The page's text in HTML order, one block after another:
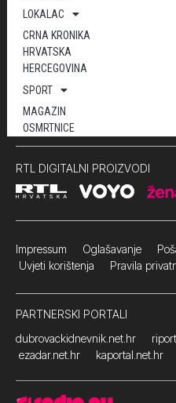
LOKALAC
CRNA KRONIKA
HRVATSKA
HERCEGOVINA
SPORT
MAGAZIN
OSMRTNICE
RTL DIGITALNI PROIZVODI
Impressum Oglašavanje
Uvjeti korištenja Pravila
PARTNERSKI PORTALI
dubrovackidnevnik.net.hr
ezadar.net.hr
kaportal.net.hr